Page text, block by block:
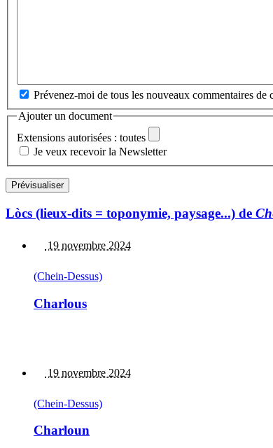
Prévenez-moi de tous les nouveaux commentaires de
Ajouter un document
Extensions autorisées : toutes
Je veux recevoir la Newsletter
Lòcs (lieux-dits = toponymie, paysage...) de
19 novembre 2024
(Chein-Dessus)
Charlous
19 novembre 2024
(Chein-Dessus)
Charloun